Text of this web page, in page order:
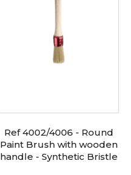
Ref 4002/4006 - Round
Paint Brush with wooden
handle - Synthetic Bristle